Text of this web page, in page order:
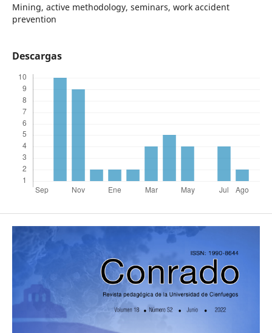
Mining, active methodology, seminars, work accident
prevention
Descargas